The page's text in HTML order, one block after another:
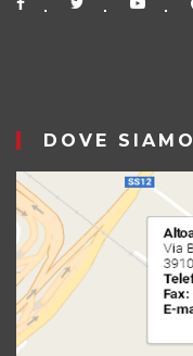
DOVE SIAMO